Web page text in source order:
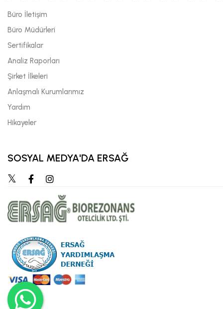
Büro İletişim
Büro Müdürleri
Sertifikalar
Analiz Raporları
Şirket İlkeleri
Anlaşmalı Kurumlarımız
Yardım
Hikayeler
SOSYAL MEDYA'DA ERSAĞ